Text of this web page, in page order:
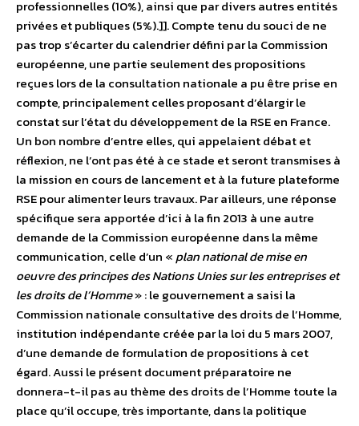
professionnelles (10%), ainsi que par divers autres entités
privées et publiques (5%).]]. Compte tenu du souci de ne
pas trop s’écarter du calendrier défini par la Commission
européenne, une partie seulement des propositions
reçues lors de la consultation nationale a pu être prise en
compte, principalement celles proposant d’élargir le
constat sur l’état du développement de la RSE en France.
Un bon nombre d’entre elles, qui appelaient débat et
réflexion, ne l’ont pas été à ce stade et seront transmises à
la mission en cours de lancement et à la future plateforme
RSE pour alimenter leurs travaux. Par ailleurs, une réponse
spécifique sera apportée d’ici à la fin 2013 à une autre
demande de la Commission européenne dans la même
communication, celle d’un «plan national de mise en
oeuvre des principes des Nations Unies sur les entreprises et
les droits de l’Homme» : le gouvernement a saisi la
Commission nationale consultative des droits de l’Homme,
institution indépendante créée par la loi du 5 mars 2007,
d’une demande de formulation de propositions à cet
égard. Aussi le présent document préparatoire ne
donnera-t-il pas au thème des droits de l’Homme toute la
place qu’il occupe, très importante, dans la politique